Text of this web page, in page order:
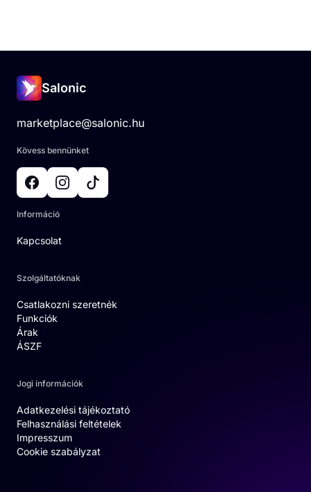
Salonic
marketplace@salonic.hu
Kövess bennünket
Információ
Kapcsolat
Szolgáltatóknak
Csatlakozni szeretnék
Funkciók
Árak
ÁSZF
Jogi információk
Adatkezelési tájékoztató
Felhasználási feltételek
Impresszum
Cookie szabályzat